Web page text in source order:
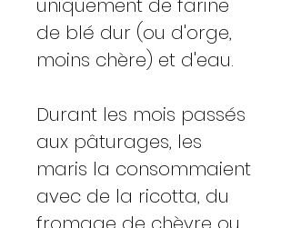
uniquement de farine
de blé dur (ou d'orge,
moins chère) et d'eau.
Durant les mois passés
aux pâturages, les
maris la consommaient
avec de la ricotta, du